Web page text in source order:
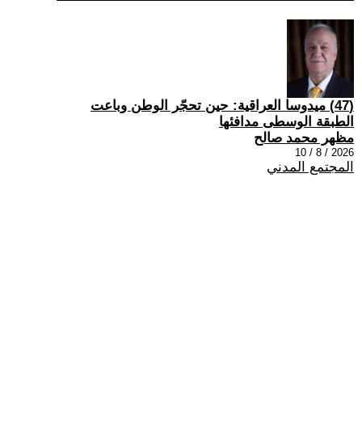
(47) ميدوسا العراقية: حين تحجّر الوطن وباعت
الطبقة الوسطى مدافئها
مظهر محمد صالح
2026 / 8 / 10
المجتمع المدني